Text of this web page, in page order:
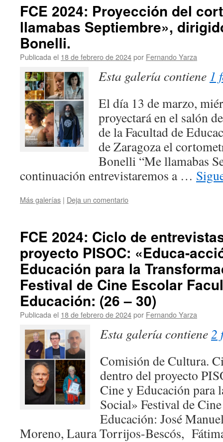
FCE 2024: Proyección del
llamabas Septiembre»,
Bonelli.
Publicada el 18 de febrero de 2024por Fernando Yarza
Esta galería contiene 1
El día 13 de marzo,
proyectará en el salón
de la Facultad de
de Zaragoza el
Bonelli “Me llamabas
continuación entrevistaremos a …
Más galerías | Deja un comentario
FCE 2024: Ciclo de
proyecto PISOC: «Educa-
Educación para la
Festival de Cine Escolar
Educación: (26 – 30)
Publicada el 18 de febrero de 2024por Fernando Yarza
Esta galería contiene2
Comisión de Cultura.
dentro del proyecto
Cine y Educación para
Social» Festival de
Educación: José
Moreno, Laura Torrijos-Bescós,